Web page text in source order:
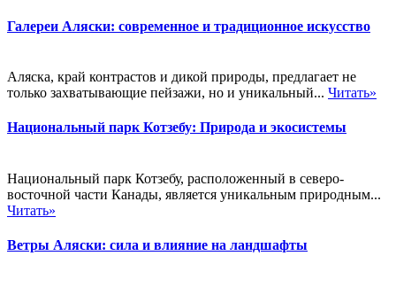
Галереи Аляски: современное и традиционное искусство
Аляска, край контрастов и дикой природы, предлагает не
только захватывающие пейзажи, но и уникальный... Читать»
Национальный парк Котзебу: Природа и экосистемы
Национальный парк Котзебу, расположенный в северо-
восточной части Канады, является уникальным природным...
Читать»
Ветры Аляски: сила и влияние на ландшафты